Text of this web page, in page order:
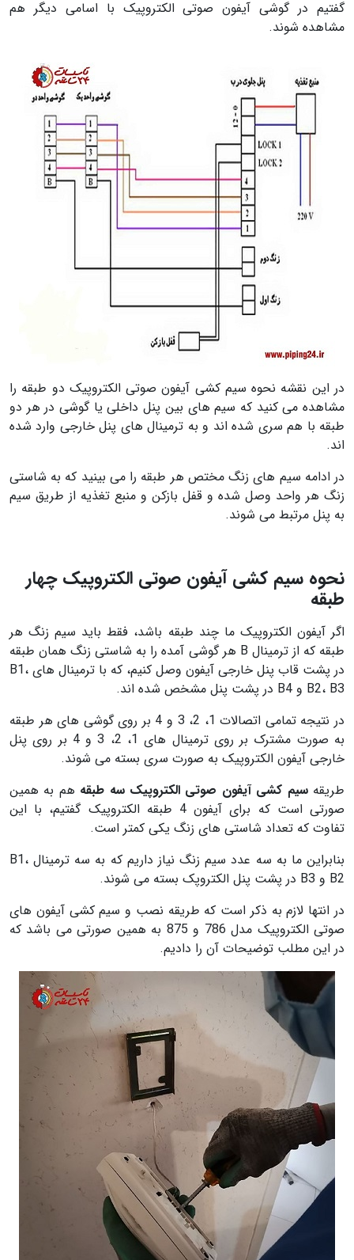
گفتیم در گوشی آیفون صوتی الکتروپیک با اسامی دیگر هم
مشاهده شوند.
در این نقشه نحوه سیم کشی آیفون صوتی الکتروپیک دو طبقه را
مشاهده می کنید که سیم های بین پنل داخلی یا گوشی در هر دو
طبقه با هم سری شده اند و به ترمینال های پنل خارجی وارد شده
اند.
در ادامه سیم های زنگ مختص هر طبقه را می بینید که به شاستی
زنگ هر واحد وصل شده و قفل بازکن و منبع تغذیه از طریق سیم
به پنل مرتبط می شوند.
نحوه سیم کشی آیفون صوتی الکتروپیک چهار
طبقه
اگر آیفون الکتروپیک ما چند طبقه باشد، فقط باید سیم زنگ هر
طبقه که از ترمینال B هر گوشی آمده را به شاستی زنگ همان طبقه
در پشت قاب پنل خارجی آیفون وصل کنیم، که با ترمینال های B1،
B2، B3 و B4 در پشت پنل مشخص شده اند.
در نتیجه تمامی اتصالات 1، 2، 3 و 4 بر روی گوشی های هر طبقه
به صورت مشترک بر روی ترمینال های 1، 2، 3 و 4 بر روی پنل
خارجی آیفون الکتروپیک به صورت سری بسته می شوند.
طریقهسیم کشی آیفون صوتی الکتروپیک سه طبقه هم به همین
صورتی است که برای آیفون 4 طبقه الکتروپیک گفتیم، با این
تفاوت که تعداد شاستی های زنگ یکی کمتر است.
بنابراین ما به سه عدد سیم زنگ نیاز داریم که به سه ترمینال B1،
B2 و B3 در پشت پنل الکتروپک بسته می شوند.
در انتها لازم به ذکر است که طریقه نصب و سیم کشی آیفون های
صوتی الکتروپیک مدل 786 و 875 به همین صورتی می باشد که
در این مطلب توضیحات آن را دادیم.